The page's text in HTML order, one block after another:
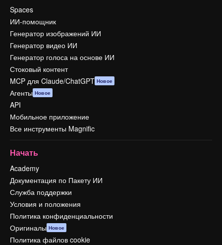
Spaces
ИИ-помощник
Генератор изображений ИИ
Генератор видео ИИ
Генератор голоса на основе ИИ
Стоковый контент
MCP для Claude/ChatGPT Новое
Агенты Новое
API
Мобильное приложение
Все инструменты Magnific
Начать
Academy
Документация по Пакету ИИ
Служба поддержки
Условия и положения
Политика конфиденциальности
Оригиналы Новое
Политика файлов cookie